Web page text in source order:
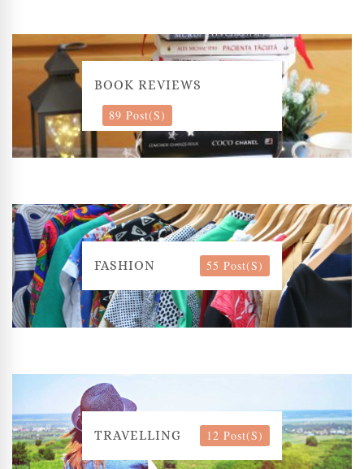
BOOK REVIEWS
89 Post(s)
FASHION 55 Post(s)
TRAVELLING 12 Post(s)